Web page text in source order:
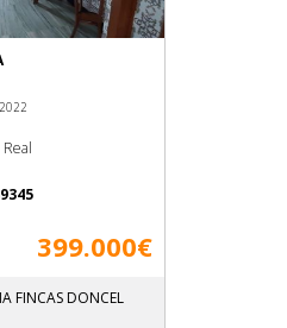
399.000€
FINCAS DONCEL